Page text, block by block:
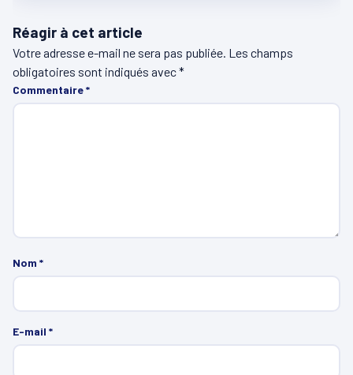
Réagir à cet article
Votre adresse e-mail ne sera pas publiée. Les champs
obligatoires sont indiqués avec*
Commentaire*
Nom *
E-mail *